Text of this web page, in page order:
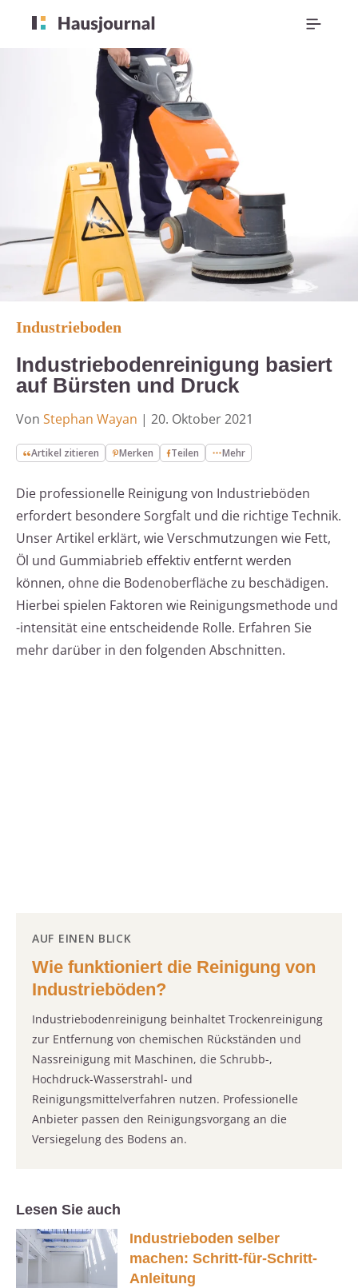
Industrieboden
Industriebodenreinigung basiert
auf Bürsten und Druck
Von Stephan Wayan | 20. Oktober 2021
Artikel zitieren Merken Teilen Mehr
Die professionelle Reinigung von Industrieböden
erfordert besondere Sorgfalt und die richtige Technik.
Unser Artikel erklärt, wie Verschmutzungen wie Fett,
Öl und Gummiabrieb effektiv entfernt werden
können, ohne die Bodenoberfläche zu beschädigen.
Hierbei spielen Faktoren wie Reinigungsmethode und
-intensität eine entscheidende Rolle. Erfahren Sie
mehr darüber in den folgenden Abschnitten.
AUF EINEN BLICK
Wie funktioniert die Reinigung von
Industrieböden?
Industriebodenreinigung beinhaltet Trockenreinigung
zur Entfernung von chemischen Rückständen und
Nassreinigung mit Maschinen, die Schrubb-,
Hochdruck-Wasserstrahl- und
Reinigungsmittelverfahren nutzen. Professionelle
Anbieter passen den Reinigungsvorgang an die
Versiegelung des Bodens an.
Lesen Sie auch
Industrieboden selber
machen: Schritt-für-Schritt-
Anleitung